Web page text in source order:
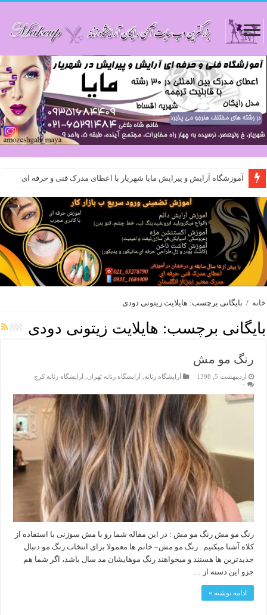
آموزشگاه آرایش و پیرایش مایا شهریار با اعطای مدرک فنی و حرفه ای
خانه / بایگانی برچسب: هایلایت زیتونی دودی
بایگانی برچسب: هایلایت زیتونی دودی
رنگ مو مش
اردیبهشت 5, 1398 آرایشگاه زنانه ,آرایشگاه زنانه تهران ,آرایشگاه زنانه کرج
۰
رنگ مو مش رنگ مو مش : در این مقاله شما رو با مش سوزنی با استفاده از
کلاه آشنا میکنیم . رنگ مو مش– خانم ها معمولا برای انتخاب رنگ مو دنبال
جدیدترین ها هستند و میخواهند رنگ موهایشان مد سال باشد، اگر شما هم
جزو این دسته از …
ادامه نوشته »